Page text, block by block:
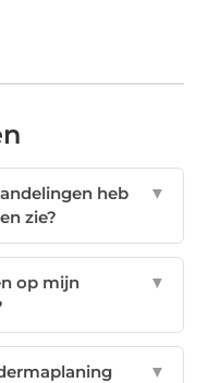
heb
zie?
▼
op mijn
▼
▼